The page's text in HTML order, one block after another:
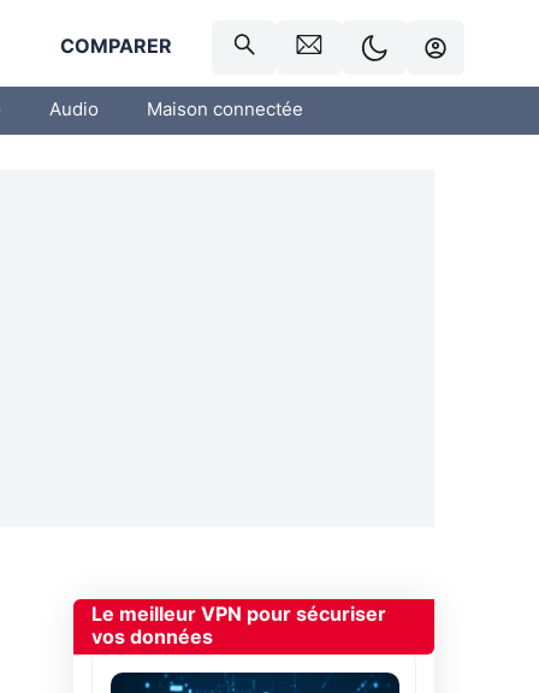
COMPARER
Audio Maison connectée
Le meilleur VPN pour sécuriser
vos données